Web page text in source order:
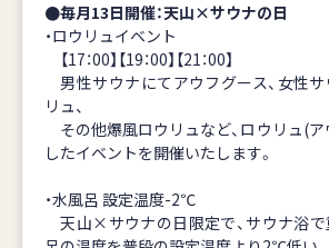
●毎月13日開催：天山×サウナの日
・ロウリュイベント
【17：00】【19：00】【21：00】
男性サウナにてアウフグース、女性
リュ、
その他爆風ロウリュなど、ロウリュ(
したイベントを開催いたします。
・水風呂 設定温度-2℃
天山×サウナの日限定で、サウナ浴